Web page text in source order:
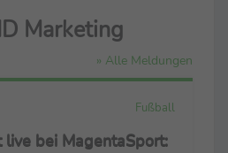
Marketing
» Alle Meldungen
Fußball
bei MagentaSport: